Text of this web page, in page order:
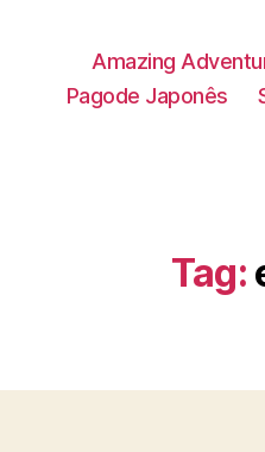
Amazing
Pagode Japonês
Tag: